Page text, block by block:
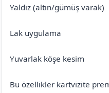
Yaldız (altın/gümüş varak)
Lak uygulama
Yuvarlak köşe kesim
Bu özellikler kartvizite